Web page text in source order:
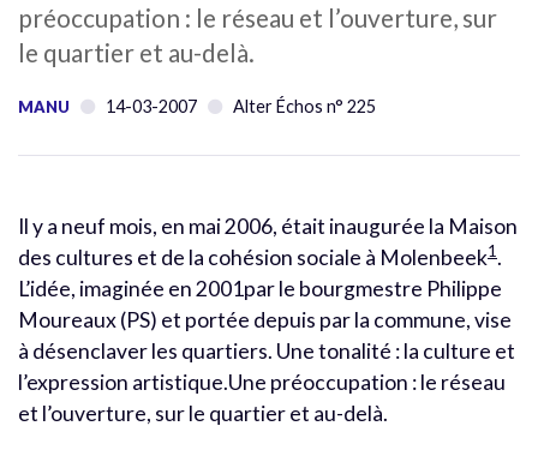
préoccupation : le réseau et l’ouverture, sur
le quartier et au-delà.
MANU 14-03-2007 Alter Échos n° 225
Il y a neuf mois, en mai 2006, était inaugurée la Maison
des cultures et de la cohésion sociale à Molenbeek1.
L’idée, imaginée en 2001par le bourgmestre Philippe
Moureaux (PS) et portée depuis par la commune, vise
à désenclaver les quartiers. Une tonalité : la culture et
l’expression artistique.Une préoccupation : le réseau
et l’ouverture, sur le quartier et au-delà.